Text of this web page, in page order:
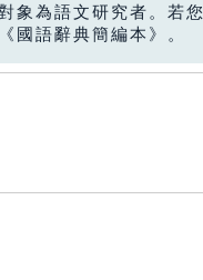
象為語文研究者。若
國語辭典簡編本》。